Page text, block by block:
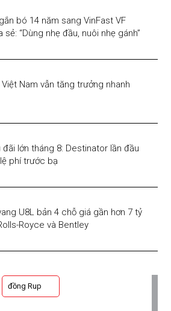
bó 14 năm sang VinFast VF
sẻ: “Dùng nhẹ đầu, nuôi nhẹ gánh”
Nam vẫn tăng trưởng nhanh
lớn tháng 8: Destinator lần đầu
phí trước bạ
U8L bản 4 chỗ giá gần hơn 7 tỷ
Royce và Bentley
đồng Rup